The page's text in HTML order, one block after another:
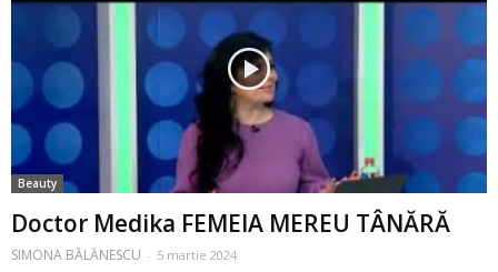
Beauty
Doctor Medika FEMEIA MEREU TÂNĂRĂ
SIMONA BĂLĂNESCU - 5 martie 2024